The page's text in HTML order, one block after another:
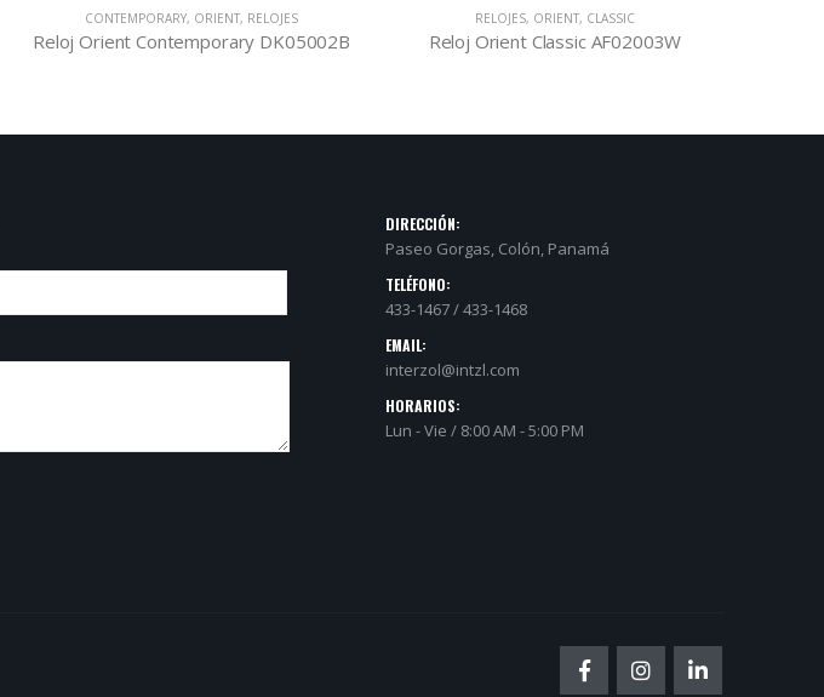
CONTEMPORARY, ORIENT, RELOJES
Reloj Orient Contemporary DK05002B
RELOJES, ORIENT, CLASSIC
Reloj Orient Classic AF02003W
DIRECCIÓN:
Paseo Gorgas, Colón, Panamá
TELÉFONO:
433-1467 / 433-1468
EMAIL:
interzol@intzl.com
HORARIOS:
Lun - Vie / 8:00 AM - 5:00 PM